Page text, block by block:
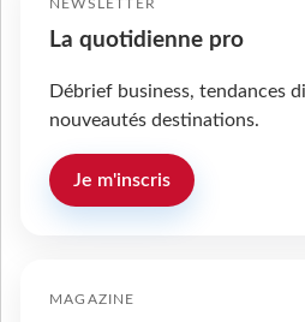
NEWSLETTER
La quotidienne pro
Débrief business, tendances
nouveautés destinations.
Je m'inscris
MAGAZINE